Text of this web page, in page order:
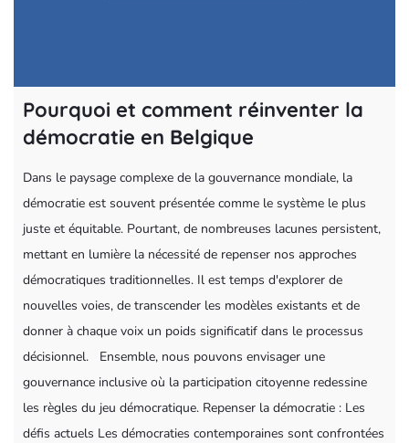
Pourquoi et comment réinventer la
démocratie en Belgique
Dans le paysage complexe de la gouvernance mondiale, la
démocratie est souvent présentée comme le système le plus
juste et équitable. Pourtant, de nombreuses lacunes persistent,
mettant en lumière la nécessité de repenser nos approches
démocratiques traditionnelles. Il est temps d'explorer de
nouvelles voies, de transcender les modèles existants et de
donner à chaque voix un poids significatif dans le processus
décisionnel. Ensemble, nous pouvons envisager une
gouvernance inclusive où la participation citoyenne redessine
les règles du jeu démocratique. Repenser la démocratie : Les
défis actuels Les démocraties contemporaines sont confrontées